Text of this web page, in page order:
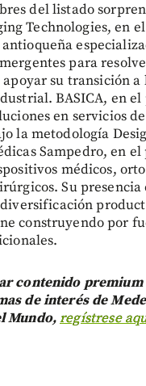
del listado
Technologies, en
para
su transición a
BASICA, en el
en servicios
la metodología
Sampedro, en el
médicos,
Su presencia
construyendo por
contenido
de interés de
Mundo,regístrese